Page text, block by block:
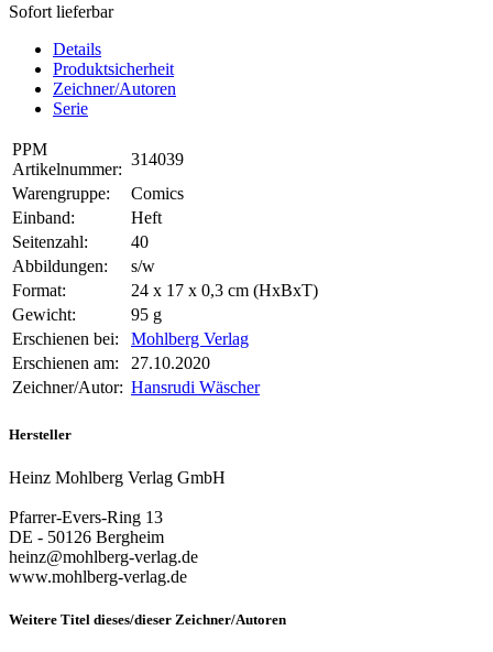
Sofort lieferbar
Details
Produktsicherheit
Zeichner/Autoren
Serie
PPM
Artikelnummer:
314039
Warengruppe:
Comics
Einband:
Heft
Seitenzahl:
40
Abbildungen:
s/w
Format:
24 x 17 x 0,3 cm (HxBxT)
Gewicht:
95 g
Erschienen bei:
Mohlberg Verlag
Erschienen am:
27.10.2020
Zeichner/Autor: Hansrudi Wäscher
Hersteller
Heinz Mohlberg Verlag GmbH
Pfarrer-Evers-Ring 13
DE - 50126 Bergheim
heinz@mohlberg-verlag.de
www.mohlberg-verlag.de
Weitere Titel dieses/dieser Zeichner/Autoren